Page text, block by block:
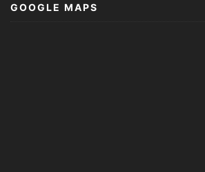
GOOGLE MAPS